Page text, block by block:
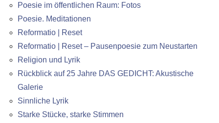
Poesie im öffentlichen Raum: Fotos
Poesie. Meditationen
Reformatio | Reset
Reformatio | Reset – Pausenpoesie zum Neustarten
Religion und Lyrik
Rückblick auf 25 Jahre DAS GEDICHT: Akustische
Galerie
Sinnliche Lyrik
Starke Stücke, starke Stimmen